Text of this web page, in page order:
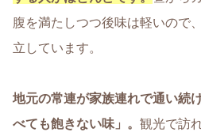
腹を満たしつつ後味は軽いので
立しています。
地元の常連が家族連れで通い続
べても飽きない味」。 観光で訪